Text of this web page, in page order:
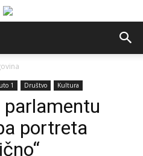
1 Društvo Kultura
parlamentu
portreta